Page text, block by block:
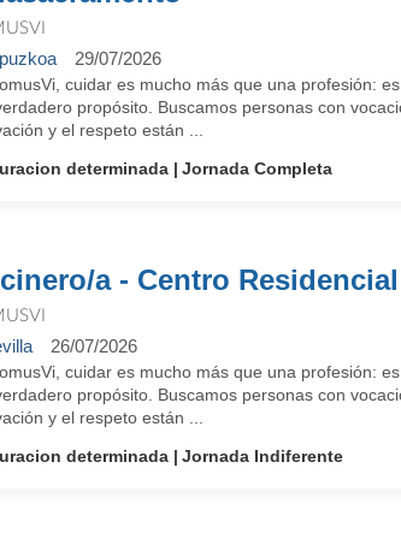
29/07/2026
cuidar es mucho más que una profesión:
propósito. Buscamos personas con
y el respeto están ...
determinada
Jornada Completa
a - Centro
26/07/2026
cuidar es mucho más que una profesión:
propósito. Buscamos personas con
y el respeto están ...
determinada
Jornada Indiferente